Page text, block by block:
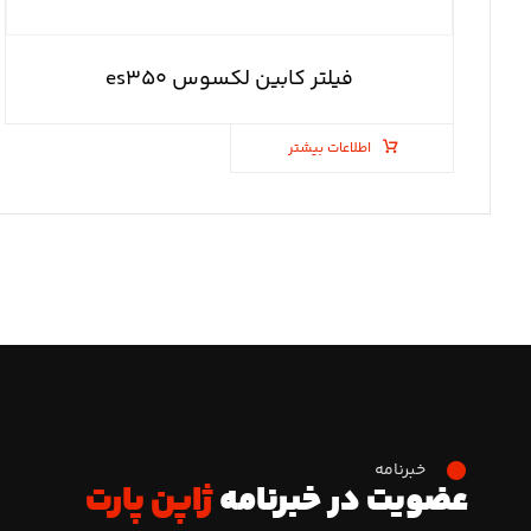
فیلتر کابین لکسوس es۳۵۰
اطلاعات بیشتر
خبرنامه
عضویت در خبرنامهژاپن پارت